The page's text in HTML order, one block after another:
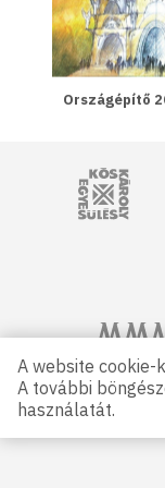
Országépítő
Kós
Magyar
Petőfi
A website cookie-
A további
használatát.